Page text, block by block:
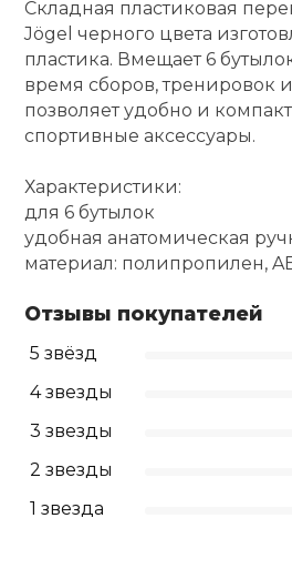
и тренерский
и защита
оборудование
Складная пластиковая
Jögel черного цвета
пластика. Вмещает 6
время сборов, тренировок
позволяет удобно и
спортивные аксессуары.
Характеристики:
для 6 бутылок
удобная анатомическая
материал: полипропилен,
Отзывы покупателей
5 звёзд
4 звезды
3 звезды
2 звезды
1 звезда